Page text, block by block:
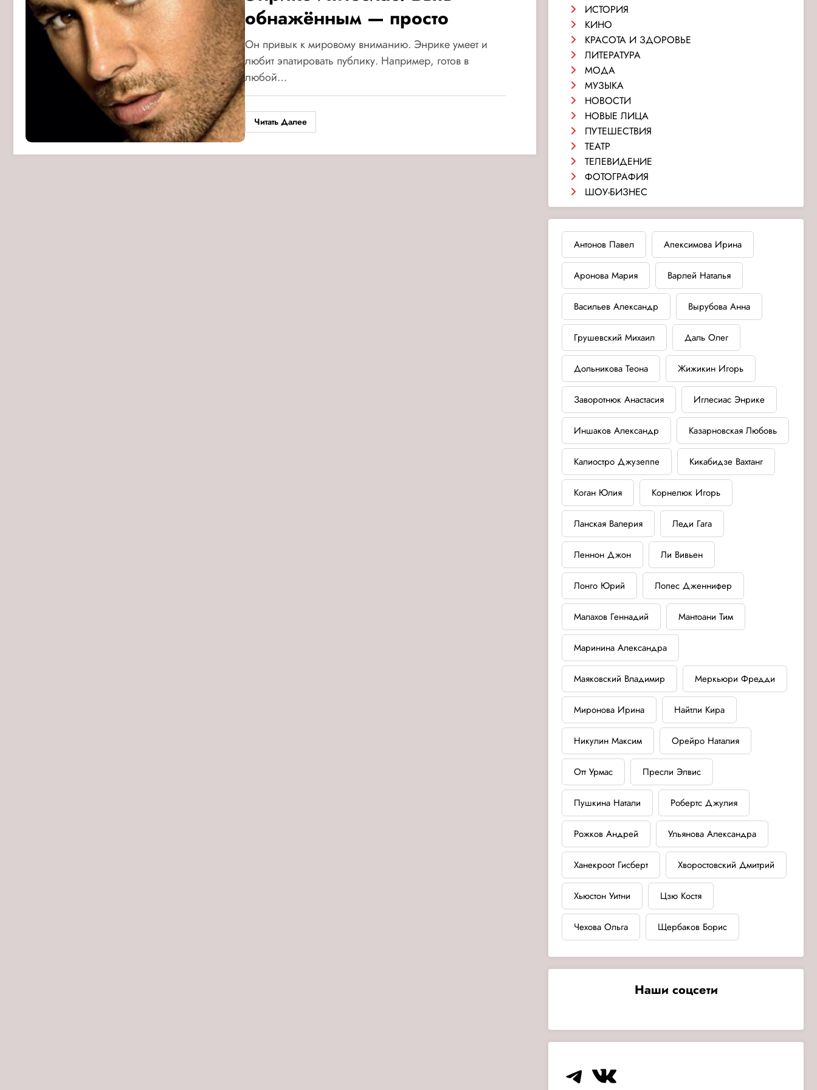
обнажённым — просто
Он привык к мировому вниманию. Энрике умеет и
любит эпатировать публику. Например, готов в
любой…
Читать Далее
ИСТОРИЯ
КИНО
КРАСОТА И ЗДОРОВЬЕ
ЛИТЕРАТУРА
МОДА
МУЗЫКА
НОВОСТИ
НОВЫЕ ЛИЦА
ПУТЕШЕСТВИЯ
ТЕАТР
ТЕЛЕВИДЕНИЕ
ФОТОГРАФИЯ
ШОУ-БИЗНЕС
Антонов Павел Апексимова Ирина
Аронова Мария Варлей Наталья
Васильев Александр Вырубова Анна
Грушевский Михаил Даль Олег
Дольникова Теона Жижикин Игорь
Заворотнюк Анастасия Иглесиас Энрике
Иншаков Александр Казарновская Любовь
Калиостро Джузеппе Кикабидзе Вахтанг
Коган Юлия Корнелюк Игорь
Ланская Валерия Леди Гага
Леннон Джон Ли Вивьен
Лонго Юрий Лопес Дженнифер
Малахов Геннадий Мантоани Тим
Маринина Александра
Маяковский Владимир Меркьюри Фредди
Миронова Ирина Найтли Кира
Никулин Максим Орейро Наталия
Отт Урмас Пресли Элвис
Пушкина Натали Робертс Джулия
Рожков Андрей Ульянова Александра
Ханекроот Гисберт Хворостовский Дмитрий
Хьюстон Уитни Цзю Костя
Чехова Ольга Щербаков Борис
Наши соцсети
Telegram
VK